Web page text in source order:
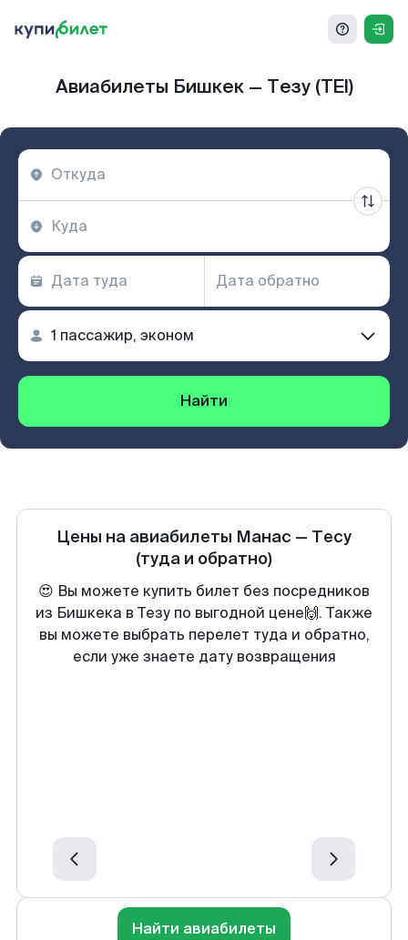
Авиабилеты Бишкек — Тезу (TEI)
Найти
Цены на авиабилеты Манас — Тесу
(туда и обратно)
😍 Вы можете купить билет без посредников
из Бишкека в Тезу по выгодной цене🙌. Также
вы можете выбрать перелет туда и обратно,
если уже знаете дату возвращения
Найти авиабилеты